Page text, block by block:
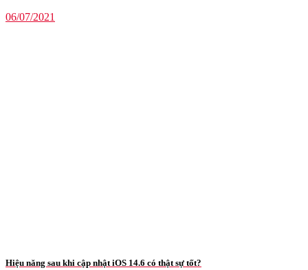
06/07/2021
Hiệu năng sau khi cập nhật iOS 14.6 có thật sự tốt?